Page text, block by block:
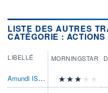
LISTE DES AUTRES
CATÉGORIE :
LIBELLÉ MORNINGSTAR
Amundi IS MSCI Emerg Mkts Swp ETF EURAcc